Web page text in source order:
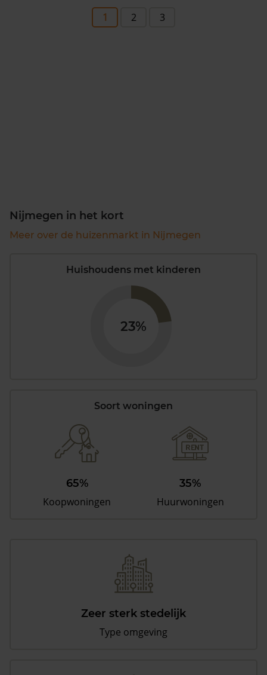
1 2 3
Nijmegen in het kort
Meer over de huizenmarkt in Nijmegen
Huishoudens met kinderen
23%
Soort woningen
65%
Koopwoningen
35%
Huurwoningen
Zeer sterk stedelijk
Type omgeving